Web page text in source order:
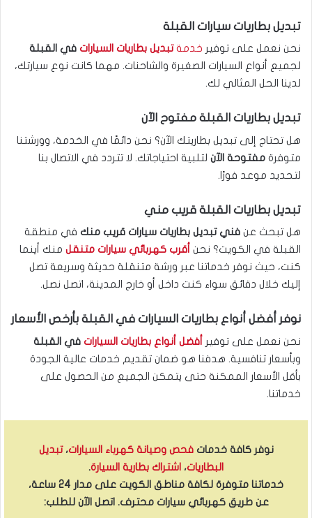
تبديل بطاريات سيارات القبلة
نحن نعمل على توفير خدمةتبديل بطاريات السيارات في القبلة
لجميع أنواع السيارات الصغيرة والشاحنات. مهما كانت نوع سيارتك،
لدينا الحل المثالي لك.
تبديل بطاريات القبلة مفتوح الآن
هل تحتاج إلى تبديل بطاريتك الآن؟ نحن دائمًا في الخدمة، وورشتنا
متوفرة مفتوحة الآن لتلبية احتياجاتك. لا تتردد في الاتصال بنا
لتحديد موعد فورًا.
تبديل بطاريات القبلة قريب مني
هل تبحث عن فني تبديل بطاريات سيارات قريب منك في منطقة
القبلة في الكويت؟ نحن أقرب كهربائي سيارات متنقل منك أينما
كنت، حيث نوفر خدماتنا عبر ورشة متنقلة حديثة وسريعة تصل
إليك خلال دقائق سواء كنت داخل أو خارج المدينة، اتصل نصل.
نوفر أفضل أنواع بطاريات السيارات في القبلة بأرخص الأسعار
نحن نعمل على توفير أفضل أنواع بطاريات السيارات في القبلة
وبأسعار تنافسية. هدفنا هو ضمان تقديم خدمات عالية الجودة
بأقل الأسعار الممكنة حتى يتمكن الجميع من الحصول على
خدماتنا.
نوفر كافة خدماتفحص وصيانة كهرباء السيارات،تبديل
البطاريات، اشتراك بطارية السيارة.
خدماتنا متوفرة لكافة مناطق الكويت على مدار 24 ساعة،
عن طريق كهربائي سيارات محترف. اتصل الآن للطلب: